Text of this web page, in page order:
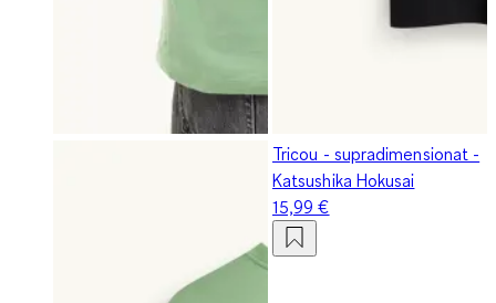
Tricou - supradimensionat -
Katsushika Hokusai
15,99 €